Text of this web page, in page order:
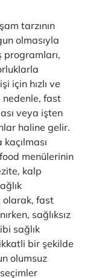
tarzının
olmasıyla
programları,
için hızlı ve
nedenle, fast
veya işten
haline gelir.
menülerinin
kalp
olarak, fast
sağlıksız
sağlık
bir şekilde
olumsuz